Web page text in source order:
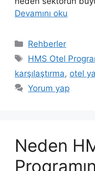
Devamını oku
Kategoriler
Rehberler
Etiketler
HMS Otel
karşılaştırma, otel
Yorum yap
Neden